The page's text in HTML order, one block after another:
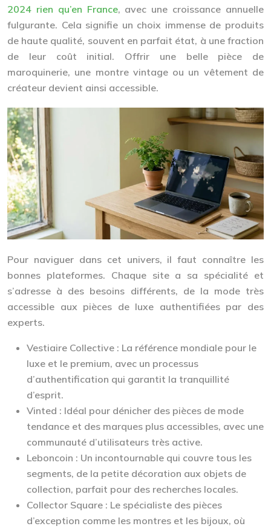
2024 rien qu’en France, avec une croissance annuelle
fulgurante. Cela signifie un choix immense de produits
de haute qualité, souvent en parfait état, à une fraction
de leur coût initial. Offrir une belle pièce de
maroquinerie, une montre vintage ou un vêtement de
créateur devient ainsi accessible.
Pour naviguer dans cet univers, il faut connaître les
bonnes plateformes. Chaque site a sa spécialité et
s’adresse à des besoins différents, de la mode très
accessible aux pièces de luxe authentifiées par des
experts.
Vestiaire Collective : La référence mondiale pour le
luxe et le premium, avec un processus
d’authentification qui garantit la tranquillité
d’esprit.
Vinted : Idéal pour dénicher des pièces de mode
tendance et des marques plus accessibles, avec une
communauté d’utilisateurs très active.
Leboncoin : Un incontournable qui couvre tous les
segments, de la petite décoration aux objets de
collection, parfait pour des recherches locales.
Collector Square : Le spécialiste des pièces
d’exception comme les montres et les bijoux, où